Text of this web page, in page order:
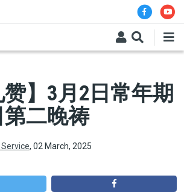
赞】3月2日常年期
二晚祷
, 02 March, 2025